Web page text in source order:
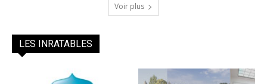
Voir plus
LES INRATABLES